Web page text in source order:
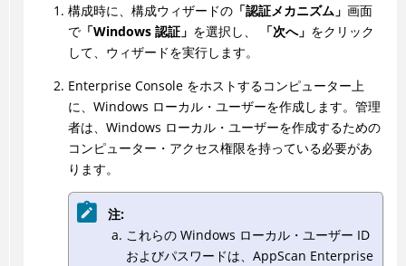
構成時に、構成ウィザードの「認証メカニズム」 画面
で「Windows 認証」 を選択し、 「次へ」 をクリック
して、ウィザードを実行します。
Enterprise Console をホストするコンピューター上
に、Windows ローカル・ユーザーを作成します。管理
者は、Windows ローカル・ユーザーを作成するための
コンピューター・アクセス権限を持っている必要があ
ります。
注:
これらの Windows ローカル・ユーザー ID
およびパスワードは、AppScan Enterprise